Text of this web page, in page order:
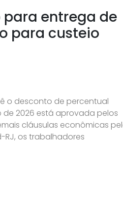
para entrega de
para custeio
o desconto de percentual
de 2026 está aprovada pelos
cláusulas econômicas
RJ, os trabalhadores